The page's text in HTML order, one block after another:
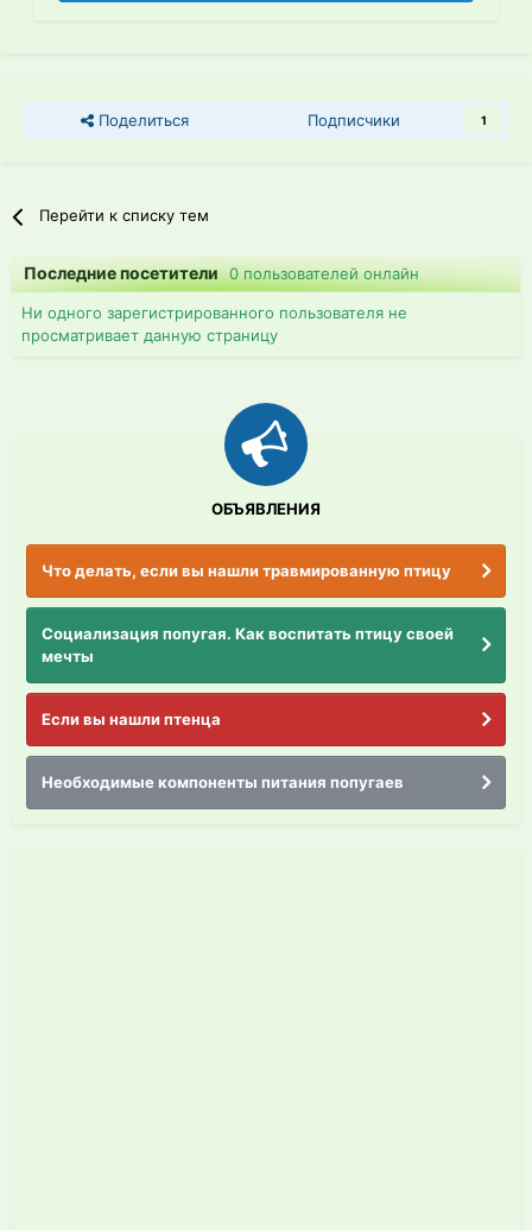
Поделиться Подписчики 1
Перейти к списку тем
Последние посетители0 пользователей онлайн
Ни одного зарегистрированного пользователя не
просматривает данную страницу
ОБЪЯВЛЕНИЯ
Что делать, если вы нашли травмированную птицу
Социализация попугая. Как воспитать птицу своей
мечты
Если вы нашли птенца
Необходимые компоненты питания попугаев